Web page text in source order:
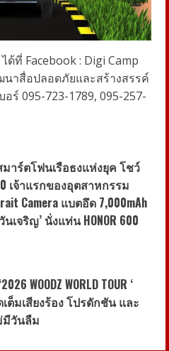
ด้ที่ Facebook : Digi Camp
นาสื่อปลอดภัยและสร้างสรรค์
ร์ 095-723-1789, 095-257-
สมาร์ตโฟนเรือธงแห่งยุค โชว์
เจ้าแรกของอุตสาหกรรม
Camera แบตอึด 7,000mAh
จริญ’ นั่งแท่น HONOR 600
WOODZ WORLD TOUR ‘
ดเต็มเสียงร้อง โปรดักชัน และ
มีวันลืม